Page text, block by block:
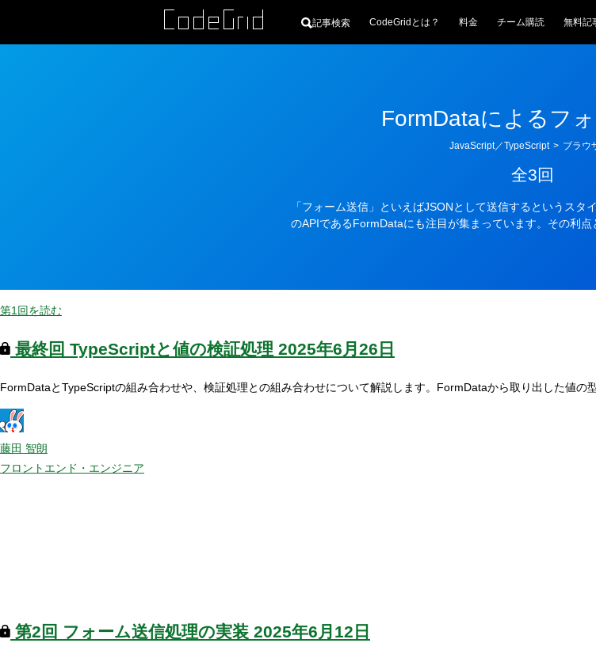
記事検索 CodeGridとは？ 料金 チーム購読 無料記
FormDataによるフ
JavaScript／TypeScript > ブラウ
全3回
「フォーム送信」といえばJSONとして送信するというスタ
のAPIであるFormDataにも注目が集まっています。その利点
第1回を読む
最終回 TypeScriptと値の検証処理 2025年6月26日
FormDataとTypeScriptの組み合わせや、検証処理との組み合わせについて解説します。FormDataから取り出した値の
藤田 智朗
フロントエンド・エンジニア
第2回 フォーム送信処理の実装 2025年6月12日